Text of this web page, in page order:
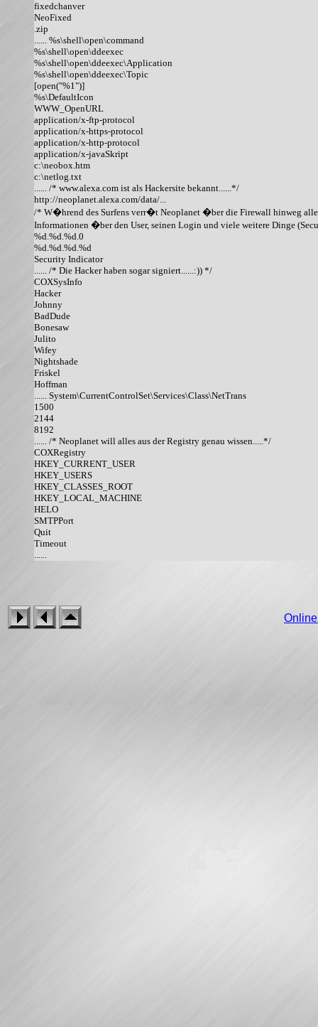
fixedchanver
NeoFixed
.zip
...... %s\shell\open\command
%s\shell\open\ddeexec
%s\shell\open\ddeexec\Application
%s\shell\open\ddeexec\Topic
[open("%1")]
%s\DefaultIcon
WWW_OpenURL
application/x-ftp-protocol
application/x-https-protocol
application/x-http-protocol
application/x-javaSkript
c:\neobox.htm
c:\netlog.txt
...... /* www.alexa.com ist als Hackersite bekannt......*/
http://neoplanet.alexa.com/data/...
/* W�hrend des Surfens verr�t Neoplanet �ber die Firewall hinweg alle
Informationen �ber den User, seinen Login und viele weitere Dinge
%d.%d.%d.0
%d.%d.%d.%d
Security Indicator
...... /* Die Hacker haben sogar signiert......:)) */
COXSysInfo
Hacker
Johnny
BadDude
Bonesaw
Julito
Wifey
Nightshade
Friskel
Hoffman
...... System\CurrentControlSet\Services\Class\NetTrans
1500
2144
8192
...... /* Neoplanet will alles aus der Registry genau wissen.....*/
COXRegistry
HKEY_CURRENT_USER
HKEY_USERS
HKEY_CLASSES_ROOT
HKEY_LOCAL_MACHINE
HELO
SMTPPort
Quit
Timeout